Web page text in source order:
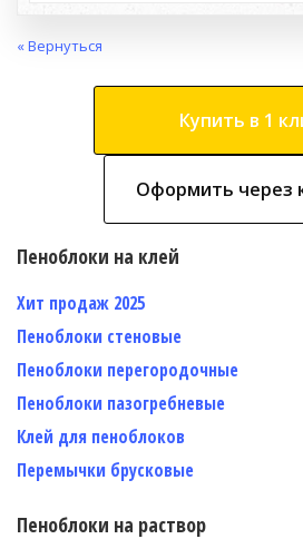
« Вернуться
Купить в 1
Оформить через
Пеноблоки на клей
Хит продаж 2025
Пеноблоки стеновые
Пеноблоки перегородочные
Пеноблоки пазогребневые
Клей для пеноблоков
Перемычки брусковые
Пеноблоки на раствор